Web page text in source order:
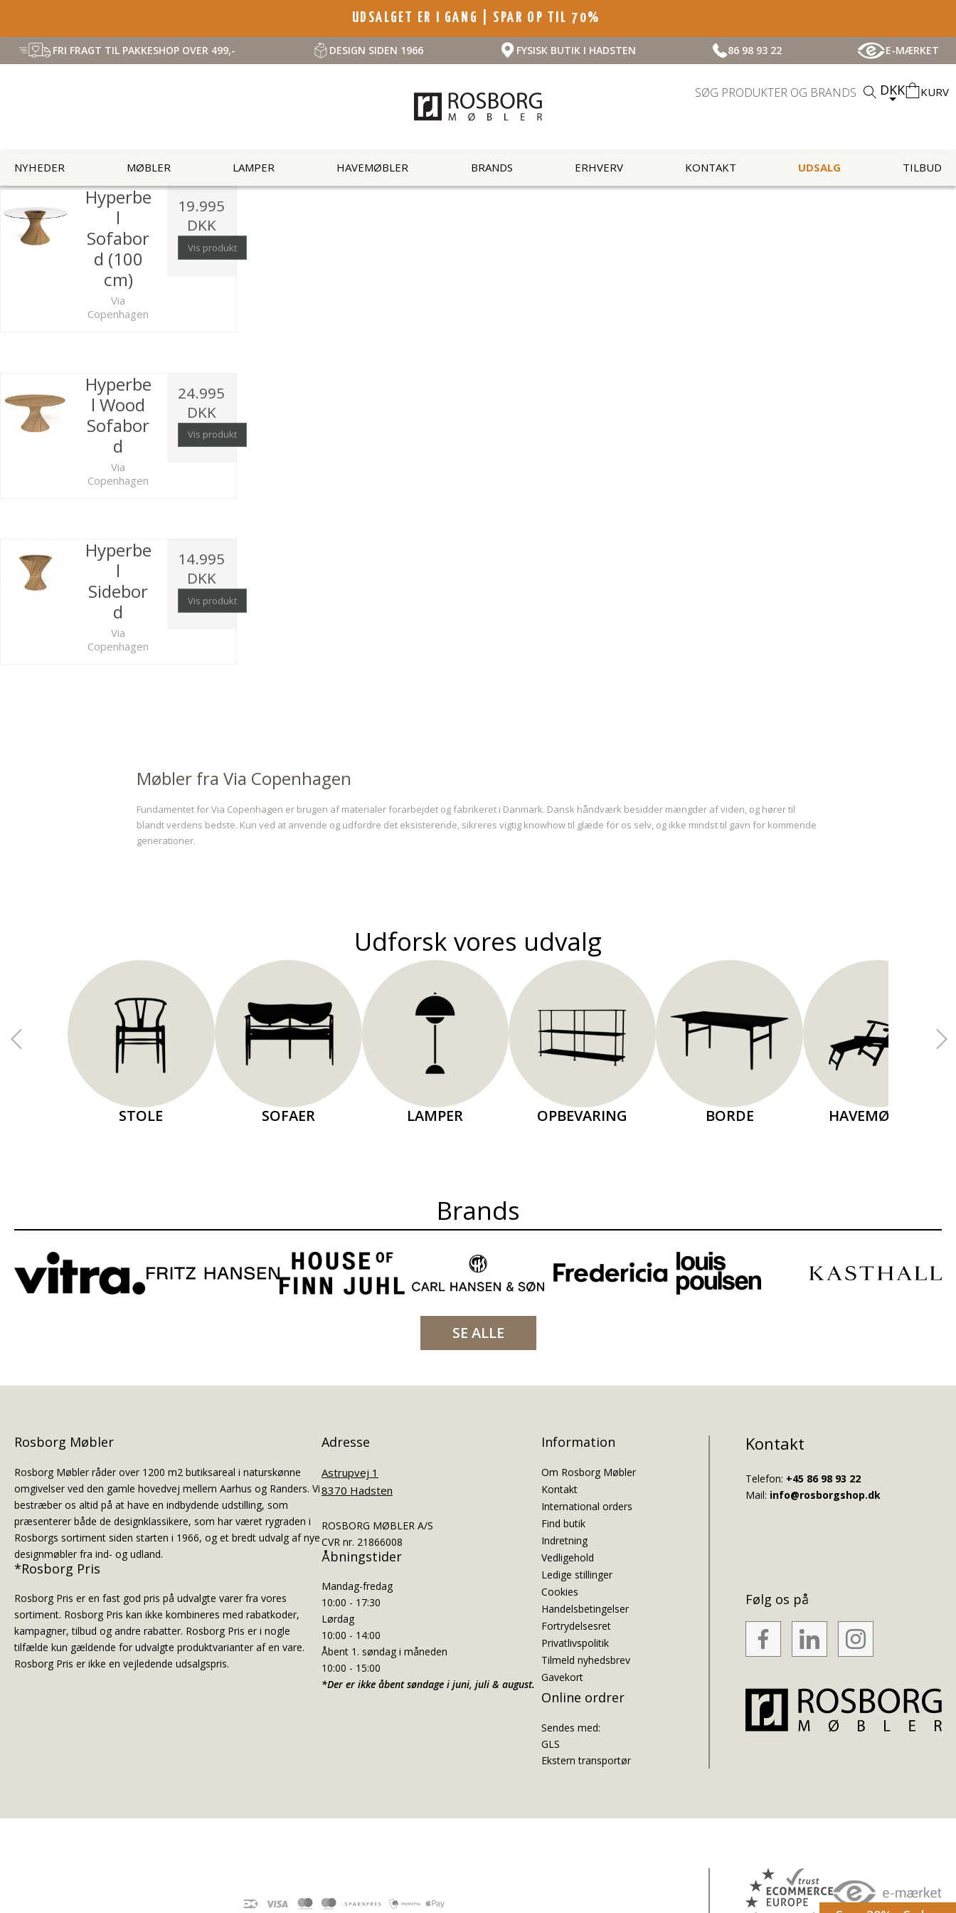
UDSALGET ER I GANG | SPAR OP TIL 70%
FRI FRAGT TIL PAKKESHOP OVER 499,- DESIGN SIDEN 1966 FYSISK BUTIK I HADSTEN 86 98 93 22 E-MÆRKET
DKK KURV
NYHEDER MØBLER LAMPER HAVEMØBLER BRANDS ERHVERV KONTAKT UDSALG TILBUD
Hyperbe
l
Sofabor
d (100
cm)
Via
Copenhagen
19.995
DKK
Vis produkt
Hyperbe
l Wood
Sofabor
d
Via
Copenhagen
24.995
DKK
Vis produkt
Hyperbe
l
Sidebor
d
Via
Copenhagen
14.995
DKK
Vis produkt
Møbler fra Via Copenhagen
Fundamentet for Via Copenhagen er brugen af materialer forarbejdet og fabrikeret i Danmark. Dansk håndværk besidder mængder af viden, og hører til
blandt verdens bedste. Kun ved at anvende og udfordre det eksisterende, sikreres vigtig knowhow til glæde for os selv, og ikke mindst til gavn for kommende
generationer.
Udforsk vores udvalg
STOLE SOFAER LAMPER OPBEVARING BORDE HAVEMØBLER
Brands
SE ALLE
Rosborg Møbler
Rosborg Møbler råder over 1200 m2 butiksareal i naturskønne
omgivelser ved den gamle hovedvej mellem Aarhus og Randers. Vi
bestræber os altid på at have en indbydende udstilling, som
præsenterer både de designklassikere, som har været rygraden i
Rosborgs sortiment siden starten i 1966, og et bredt udvalg af nye
designmøbler fra ind- og udland.
*Rosborg Pris
Rosborg Pris er en fast god pris på udvalgte varer fra vores
sortiment. Rosborg Pris kan ikke kombineres med rabatkoder,
kampagner, tilbud og andre rabatter. Rosborg Pris er i nogle
tilfælde kun gældende for udvalgte produktvarianter af en vare.
Rosborg Pris er ikke en vejledende udsalgspris.
Adresse
Astrupvej 1
8370 Hadsten
ROSBORG MØBLER A/S
CVR nr. 21866008
Åbningstider
Mandag-fredag
10:00 - 17:30
Lørdag
10:00 - 14:00
Åbent 1. søndag i måneden
10:00 - 15:00
*Der er ikke åbent søndage i juni, juli & august.
Information
Om Rosborg Møbler
Kontakt
International orders
Find butik
Indretning
Vedligehold
Ledige stillinger
Cookies
Handelsbetingelser
Fortrydelsesret
Privatlivspolitik
Tilmeld nyhedsbrev
Gavekort
Online ordrer
Sendes med:
GLS
Ekstern transportør
Kontakt
Telefon: +45 86 98 93 22
Mail: info@rosborgshop.dk
Følg os på